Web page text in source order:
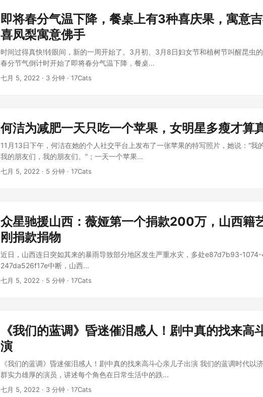
即将春分气温下降，餐桌上有3种喜庆果，寓意
喜凤梨寓意佛手
时间过得真快!转眼间，新的一周开始了。3月初、3月8日妇女节和植树节叫醒昆虫
春分节气倒计时开始了即将春分气温下降，餐桌...
七月 5, 2022 · 3 分钟 · 17Cats
何洁为减肥一天只吃一个苹果，女明星多瘦才算
11月13日下午，何洁在她的个人社交平台上发布了一张苹果的特写照片，她说：“我
我的朋友们，我的朋友们。”；一天一个苹果...
七月 5, 2022 · 5 分钟 · 17Cats
众星驰援山西：薇娅第一个捐款200万，山西籍
刚捐款捐物
近日，山西连日突如其来的暴雨导致部分地区发生严重水灾，多处e87d7b93-
247da526f17e中断，山西...
七月 5, 2022 · 5 分钟 · 17Cats
《我们的蓝调》昏迷催泪感人！剧中真的找来高
演
《我们的蓝调》昏迷催泪感人！剧中真的找来高斗心亲儿子出演 我们的蓝调时代以
群实力雄厚的演员，讲述每个角色在日常生活中的跌...
七月 5, 2022 · 3 分钟 · 17Cats